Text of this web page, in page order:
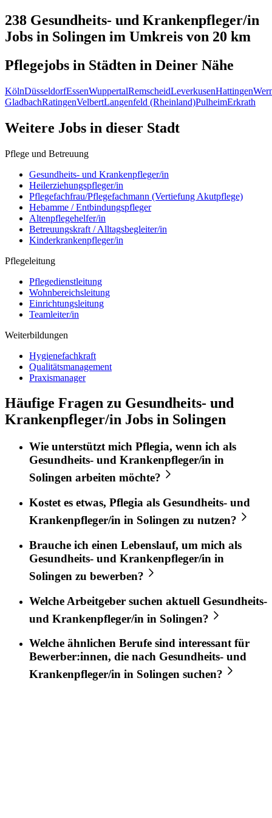
238 Gesundheits- und Krankenpfleger/in
Jobs in Solingen im Umkreis von 20 km
Pflegejobs in Städten in Deiner Nähe
KölnDüsseldorfEssenWuppertalRemscheidLeverkusenHattingen
GladbachRatingenVelbertLangenfeld (Rheinland)PulheimErkrath
Weitere Jobs in dieser Stadt
Pflege und Betreuung
Gesundheits- und Krankenpfleger/in
Heilerziehungspfleger/in
Pflegefachfrau/Pflegefachmann (Vertiefung Akutpflege)
Hebamme / Entbindungspfleger
Altenpflegehelfer/in
Betreuungskraft / Alltagsbegleiter/in
Kinderkrankenpfleger/in
Pflegeleitung
Pflegedienstleitung
Wohnbereichsleitung
Einrichtungsleitung
Teamleiter/in
Weiterbildungen
Hygienefachkraft
Qualitätsmanagement
Praxismanager
Häufige Fragen zu Gesundheits- und
Krankenpfleger/in Jobs in Solingen
Wie unterstützt mich Pflegia, wenn ich als
Gesundheits- und Krankenpfleger/in in
Solingen arbeiten möchte?
Kostet es etwas, Pflegia als Gesundheits- und
Krankenpfleger/in in Solingen zu nutzen?
Brauche ich einen Lebenslauf, um mich als
Gesundheits- und Krankenpfleger/in in
Solingen zu bewerben?
Welche Arbeitgeber suchen aktuell Gesundheits-
und Krankenpfleger/in in Solingen?
Welche ähnlichen Berufe sind interessant für
Bewerber:innen, die nach Gesundheits- und
Krankenpfleger/in in Solingen suchen?